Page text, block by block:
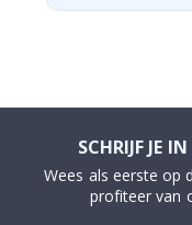
SCHRIJF JE
Wees als eerste op
profiteer van